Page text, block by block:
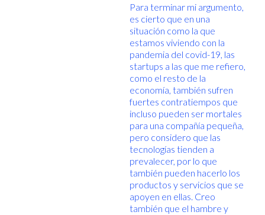
Para terminar mi argumento,
es cierto que en una
situación como la que
estamos viviendo con la
pandemia del covid-19, las
startups a las que me refiero,
como el resto de la
economía, también sufren
fuertes contratiempos que
incluso pueden ser mortales
para una compañía pequeña,
pero considero que las
tecnologías tienden a
prevalecer, por lo que
también pueden hacerlo los
productos y servicios que se
apoyen en ellas. Creo
también que el hambre y